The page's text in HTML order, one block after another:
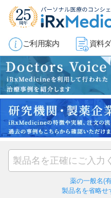
ご利用案内 資料
薬の一般名(
製品名を省略せ